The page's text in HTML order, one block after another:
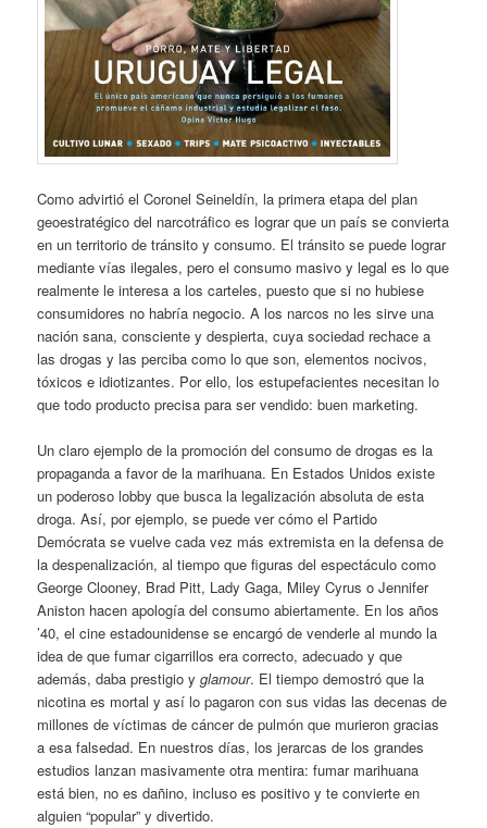
Como advirtió el Coronel Seineldín, la primera etapa del plan
geoestratégico del narcotráfico es lograr que un país se convierta
en un territorio de tránsito y consumo. El tránsito se puede lograr
mediante vías ilegales, pero el consumo masivo y legal es lo que
realmente le interesa a los carteles, puesto que si no hubiese
consumidores no habría negocio. A los narcos no les sirve una
nación sana, consciente y despierta, cuya sociedad rechace a
las drogas y las perciba como lo que son, elementos nocivos,
tóxicos e idiotizantes. Por ello, los estupefacientes necesitan lo
que todo producto precisa para ser vendido: buen marketing.
Un claro ejemplo de la promoción del consumo de drogas es la
propaganda a favor de la marihuana. En Estados Unidos existe
un poderoso lobby que busca la legalización absoluta de esta
droga. Así, por ejemplo, se puede ver cómo el Partido
Demócrata se vuelve cada vez más extremista en la defensa de
la despenalización, al tiempo que figuras del espectáculo como
George Clooney, Brad Pitt, Lady Gaga, Miley Cyrus o Jennifer
Aniston hacen apología del consumo abiertamente. En los años
’40, el cine estadounidense se encargó de venderle al mundo la
idea de que fumar cigarrillos era correcto, adecuado y que
además, daba prestigio yglamour. El tiempo demostró que la
nicotina es mortal y así lo pagaron con sus vidas las decenas de
millones de víctimas de cáncer de pulmón que murieron gracias
a esa falsedad. En nuestros días, los jerarcas de los grandes
estudios lanzan masivamente otra mentira: fumar marihuana
está bien, no es dañino, incluso es positivo y te convierte en
alguien “popular” y divertido.